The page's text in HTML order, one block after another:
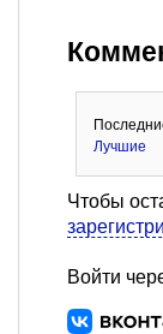
Лучшие
Чтобы
Войти